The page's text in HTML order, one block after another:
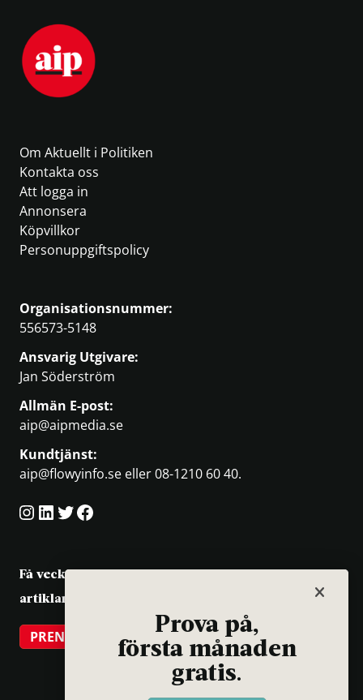
Prova på,
första månaden
gratis.
Om Aktuellt i Politiken
Kontakta oss
Att logga in
Annonsera
Köpvillkor
Personuppgiftspolicy
Organisationsnummer:
556573-5148
Ansvarig Utgivare:
Jan Söderström
Allmän E-post:
aip@aipmedia.se
Kundtjänst:
aip@flowyinfo.se eller 08-1210 60 40.
Instagram
LinkedIn
Twitter
Facebook
Få veckans bästa
artiklar på mejlen
PRENUMERERA